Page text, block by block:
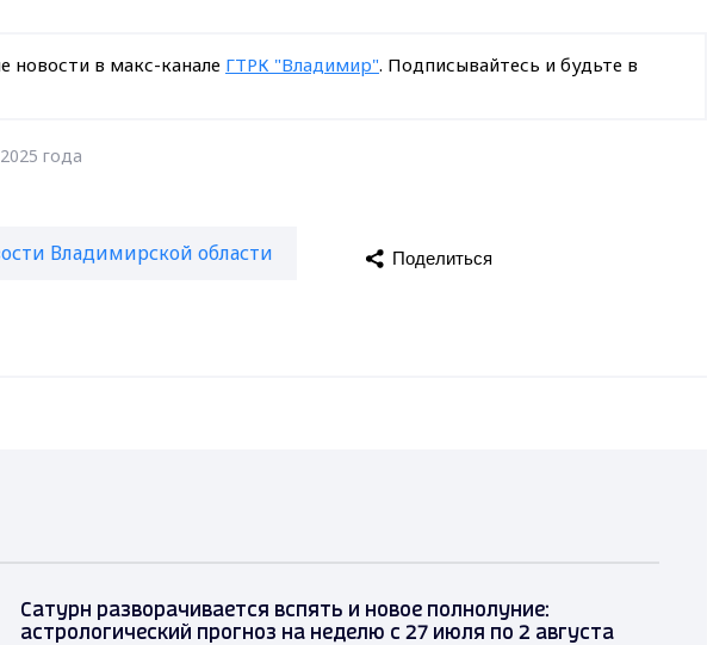
новости в макс-канале ГТРК "Владимир". Подписывайтесь и будьте в
года
Владимирской области Поделиться
Сатурн разворачивается вспять и новое полнолуние:
астрологический прогноз на неделю с 27 июля по 2 августа